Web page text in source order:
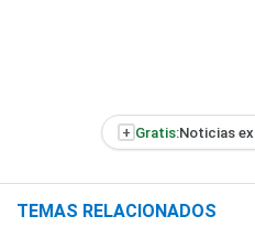
+ Gratis:Noticias
TEMAS RELACIONADOS